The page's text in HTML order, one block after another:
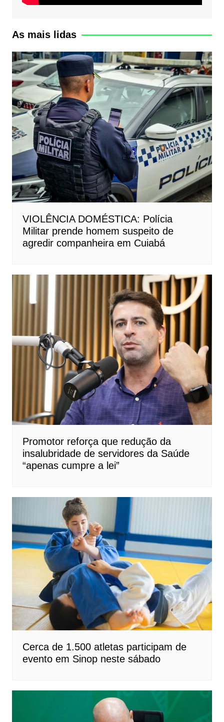
As mais lidas
VIOLÊNCIA DOMÉSTICA: Polícia
Militar prende homem suspeito de
agredir companheira em Cuiabá
Promotor reforça que redução da
insalubridade de servidores da Saúde
“apenas cumpre a lei”
Cerca de 1.500 atletas participam de
evento em Sinop neste sábado